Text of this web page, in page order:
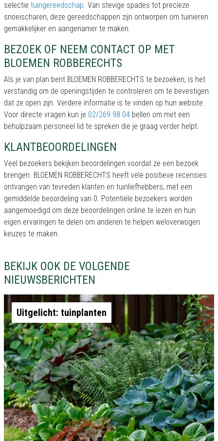
selectie tuingereedschap. Van stevige spades tot precieze
snoeischaren, deze gereedschappen zijn ontworpen om tuinieren
gemakkelijker en aangenamer te maken.
BEZOEK OF NEEM CONTACT OP MET
BLOEMEN ROBBERECHTS
Als je van plan bent BLOEMEN ROBBERECHTS te bezoeken, is het
verstandig om de openingstijden te controleren om te bevestigen
dat ze open zijn. Verdere informatie is te vinden op hun website.
Voor directe vragen kun je 02/269 98 04 bellen om met een
behulpzaam personeel lid te spreken die je graag verder helpt.
KLANTBEOORDELINGEN
Veel bezoekers bekijken beoordelingen voordat ze een bezoek
brengen. BLOEMEN ROBBERECHTS heeft vele positieve recensies
ontvangen van tevreden klanten en tuinliefhebbers, met een
gemiddelde beoordeling van 0. Potentiële bezoekers worden
aangemoedigd om deze beoordelingen online te lezen en hun
eigen ervaringen te delen om anderen te helpen weloverwogen
keuzes te maken.
BEKIJK OOK DE VOLGENDE
NIEUWSBERICHTEN
Uitgelicht: tuinplanten